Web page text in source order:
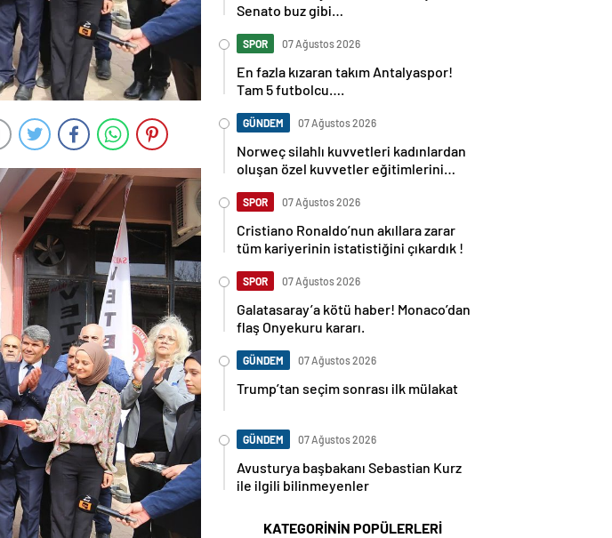
Senato buz gibi…
SPOR 07 Ağustos 2026
En fazla kızaran takım Antalyaspor!
Tam 5 futbolcu….
GÜNDEM 07 Ağustos 2026
Norweç silahlı kuvvetleri kadınlardan
oluşan özel kuvvetler eğitimlerini
SPOR 07 Ağustos 2026
Cristiano Ronaldo’nun akıllara zarar
tüm kariyerinin istatistiğini çıkardık !
SPOR 07 Ağustos 2026
Galatasaray’a kötü haber! Monaco’dan
flaş Onyekuru kararı.
GÜNDEM 07 Ağustos 2026
Trump’tan seçim sonrası ilk mülakat
GÜNDEM 07 Ağustos 2026
Avusturya başbakanı Sebastian Kurz
ile ilgili bilinmeyenler
KATEGORİNİN POPÜLERLERİ